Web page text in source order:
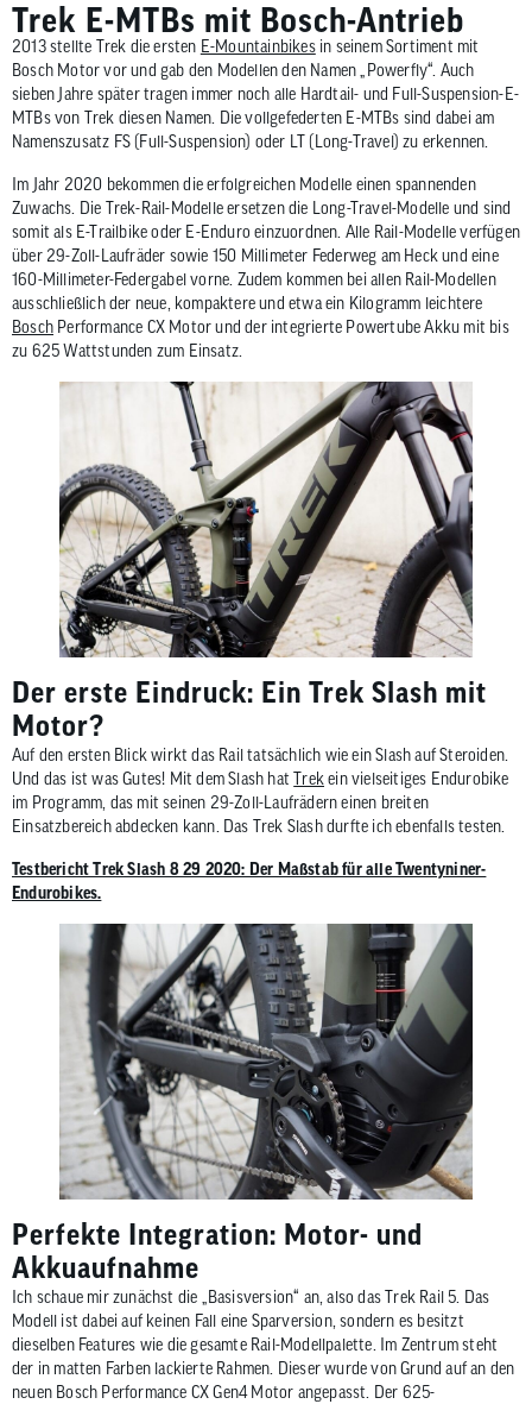
Trek E-MTBs mit Bosch-Antrieb
2013 stellte Trek die ersten E-Mountainbikesin seinem Sortiment mit
Bosch Motor vor und gab den Modellen den Namen „Powerfly“. Auch
sieben Jahre später tragen immer noch alle Hardtail- und Full-Suspension-E-
MTBs von Trek diesen Namen. Die vollgefederten E-MTBs sind dabei am
Namenszusatz FS (Full-Suspension) oder LT (Long-Travel) zu erkennen.
Im Jahr 2020 bekommen die erfolgreichen Modelle einen spannenden
Zuwachs. Die Trek-Rail-Modelle ersetzen die Long-Travel-Modelle und sind
somit als E-Trailbike oder E-Enduro einzuordnen. Alle Rail-Modelle verfügen
über 29-Zoll-Laufräder sowie 150 Millimeter Federweg am Heck und eine
160-Millimeter-Federgabel vorne. Zudem kommen bei allen Rail-Modellen
ausschließlich der neue, kompaktere und etwa ein Kilogramm leichtere
Bosch Performance CX Motor und der integrierte Powertube Akku mit bis
zu 625 Wattstunden zum Einsatz.
Der erste Eindruck: Ein Trek Slash mit
Motor?
Auf den ersten Blick wirkt das Rail tatsächlich wie ein Slash auf Steroiden.
Und das ist was Gutes! Mit dem Slash hatTrekein vielseitiges Endurobike
im Programm, das mit seinen 29-Zoll-Laufrädern einen breiten
Einsatzbereich abdecken kann. Das Trek Slash durfte ich ebenfalls testen.
Testbericht Trek Slash 8 29 2020: Der Maßstab für alle Twentyniner-
Endurobikes.
Perfekte Integration: Motor- und
Akkuaufnahme
Ich schaue mir zunächst die „Basisversion“ an, also das Trek Rail 5. Das
Modell ist dabei auf keinen Fall eine Sparversion, sondern es besitzt
dieselben Features wie die gesamte Rail-Modellpalette. Im Zentrum steht
der in matten Farben lackierte Rahmen. Dieser wurde von Grund auf an den
neuen Bosch Performance CX Gen4 Motor angepasst. Der 625-